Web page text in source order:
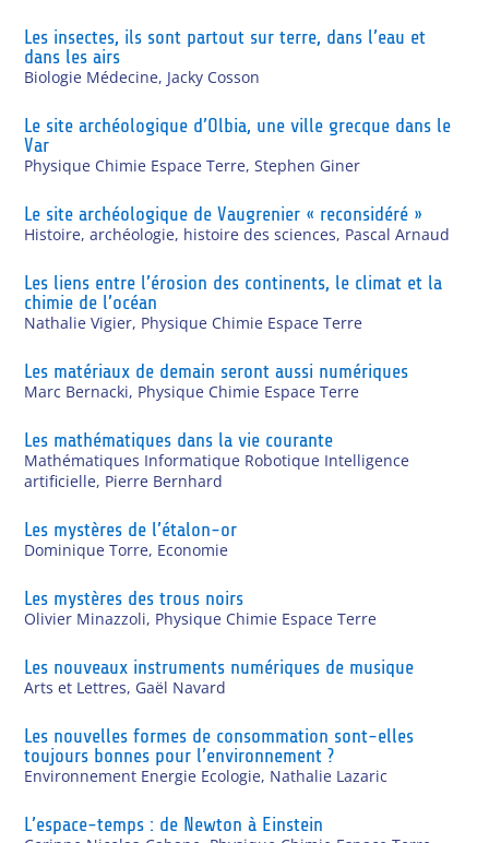
Les insectes, ils sont partout sur terre, dans l’eau et
dans les airs
Biologie Médecine, Jacky Cosson
Le site archéologique d’Olbia, une ville grecque dans le
Var
Physique Chimie Espace Terre,Stephen Giner
Le site archéologique de Vaugrenier « reconsidéré »
Histoire, archéologie, histoire des sciences, Pascal Arnaud
Les liens entre l’érosion des continents, le climat et la
chimie de l’océan
Nathalie Vigier, Physique Chimie Espace Terre
Les matériaux de demain seront aussi numériques
Marc Bernacki, Physique Chimie Espace Terre
Les mathématiques dans la vie courante
Mathématiques Informatique Robotique Intelligence
artificielle, Pierre Bernhard
Les mystères de l’étalon-or
Dominique Torre, Economie
Les mystères des trous noirs
Olivier Minazzoli, Physique Chimie Espace Terre
Les nouveaux instruments numériques de musique
Arts et Lettres, Gaël Navard
Les nouvelles formes de consommation sont-elles
toujours bonnes pour l’environnement ?
Environnement Energie Ecologie, Nathalie Lazaric
L’espace-temps : de Newton à Einstein